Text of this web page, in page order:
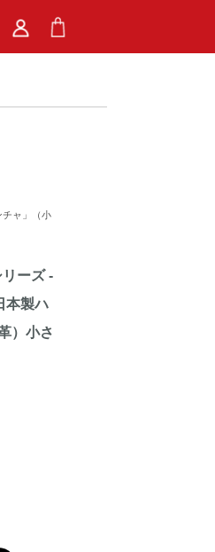
チャ」（小
ーズ -
本製ハ
）小さ